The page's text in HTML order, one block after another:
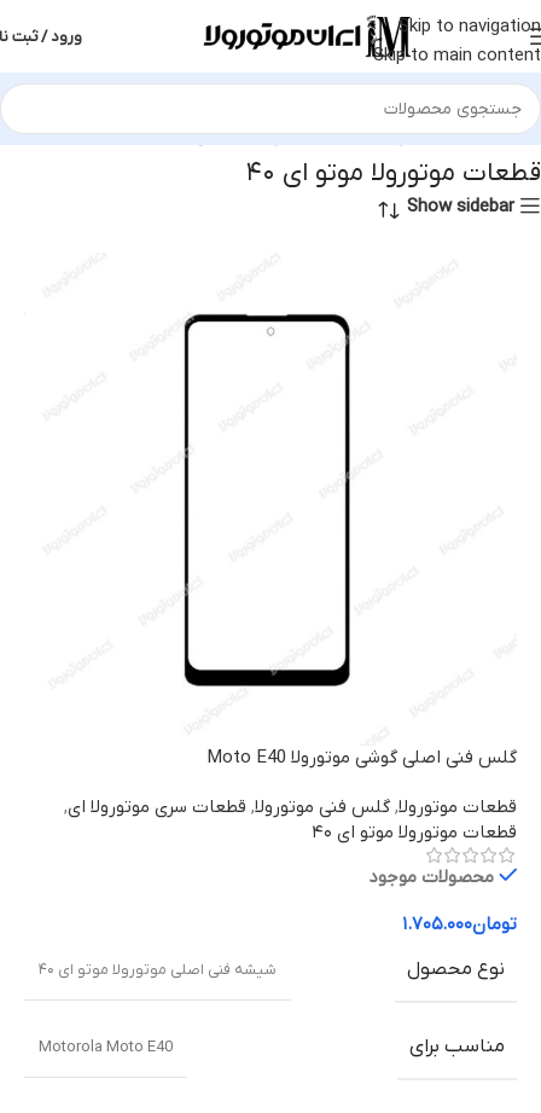
Skip to navigation
Skip to main content
ورود / ثبت
خانه قطعات موتورولا قطعات موتورولا موتو ای ۴۰
قطعات موتورولا موتو ای ۴۰
Show sidebar
گلس فنی اصلی گوشی موتورولا Moto E40
قطعات موتورولا, گلس فنی موتورولا, قطعات سری موتورولا ای,
قطعات موتورولا موتو ای ۴۰
محصولات موجود
تومان۱.۷۰۵.۰۰۰
نوع محصول
شیشه فنی اصلی موتورولا موتو ای ۴۰
مناسب برای Motorola Moto E40